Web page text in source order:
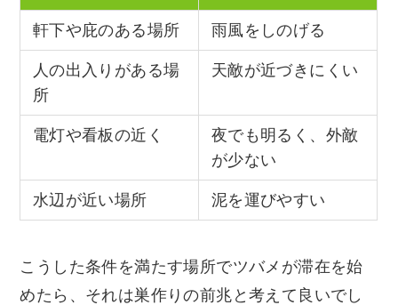
軒下や庇のある場所 雨風をしのげる
人の出入りがある場
所
天敵が近づきにくい
電灯や看板の近く
夜でも明るく、外敵
が少ない
水辺が近い場所 泥を運びやすい
こうした条件を満たす場所でツバメが滞在を始
めたら、それは巣作りの前兆と考えて良いでし